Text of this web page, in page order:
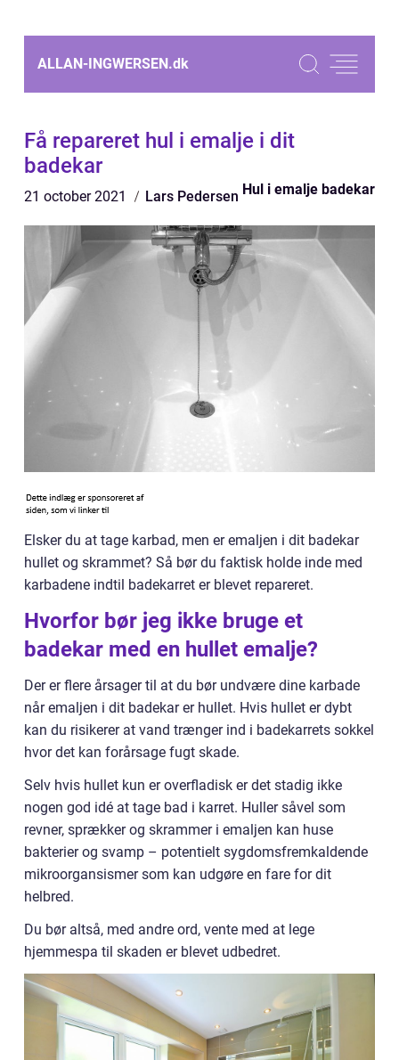
ALLAN-INGWERSEN.dk
Få repareret hul i emalje i dit
badekar
21 october 2021 Lars Pedersen Hul i emalje badekar
Elsker du at tage karbad, men er emaljen i dit badekar
hullet og skrammet? Så bør du faktisk holde inde med
karbadene indtil badekarret er blevet repareret.
Hvorfor bør jeg ikke bruge et
badekar med en hullet emalje?
Der er flere årsager til at du bør undvære dine karbade
når emaljen i dit badekar er hullet. Hvis hullet er dybt
kan du risikerer at vand trænger ind i badekarrets sokkel
hvor det kan forårsage fugt skade.
Selv hvis hullet kun er overfladisk er det stadig ikke
nogen god idé at tage bad i karret. Huller såvel som
revner, sprækker og skrammer i emaljen kan huse
bakterier og svamp – potentielt sygdomsfremkaldende
mikroorgansismer som kan udgøre en fare for dit
helbred.
Du bør altså, med andre ord, vente med at lege
hjemmespa til skaden er blevet udbedret.